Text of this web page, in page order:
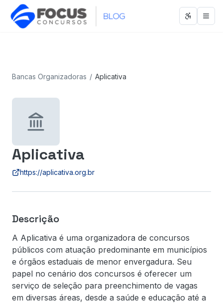
Abrir
Bancas Organizadoras / Aplicativa
Aplicativa
https://aplicativa.org.br
Descrição
A Aplicativa é uma organizadora de concursos
públicos com atuação predominante em municípios
e órgãos estaduais de menor envergadura. Seu
papel no cenário dos concursos é oferecer um
serviço de seleção para preenchimento de vagas
em diversas áreas, desde a saúde e educação até a